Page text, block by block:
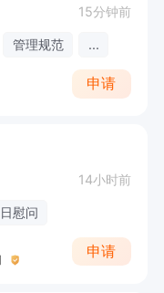
15分钟前
管理规范 ...
申请
14小时前
慰问
申请